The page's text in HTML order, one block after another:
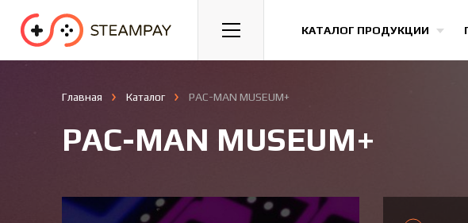
КАТАЛОГ ПРОДУКЦИИ
Спорт Гонки Казуальные Все игры
Главная Каталог PAC-MAN MUSEUM+
PAC-MAN MUSEUM+